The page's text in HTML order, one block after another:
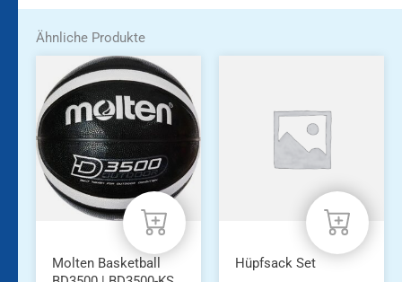
Ähnliche Produkte
Molten Basketball
Hüpfsack Set